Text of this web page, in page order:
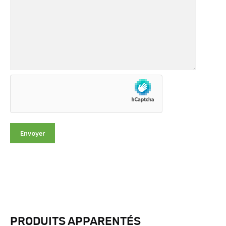
PRODUITS APPARENTÉS